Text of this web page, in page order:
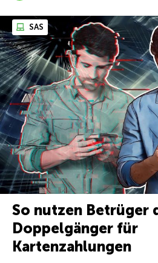
SAS
So nutzen Betrüger
Doppelgänger für
Kartenzahlungen